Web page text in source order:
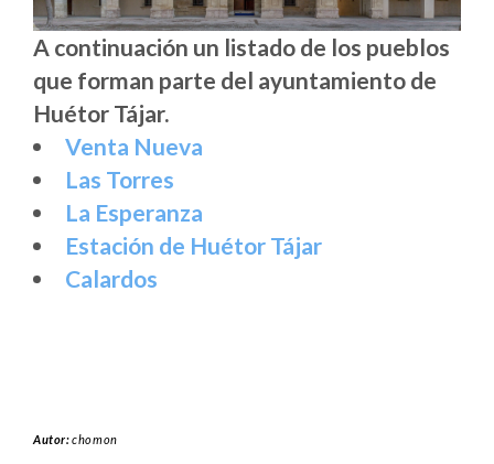
A continuación un listado de los pueblos
que forman parte del ayuntamiento de
Huétor Tájar.
Venta Nueva
Las Torres
La Esperanza
Estación de Huétor Tájar
Calardos
Autor:chomon